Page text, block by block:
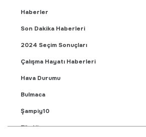
Haberler
Son Dakika Haberleri
2024 Seçim Sonuçları
Çalışma Hayatı Haberleri
Hava Durumu
Bulmaca
Şampiy10
Fikstür